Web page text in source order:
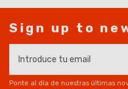
Sign up to
Ponte al día de nuestras últimas